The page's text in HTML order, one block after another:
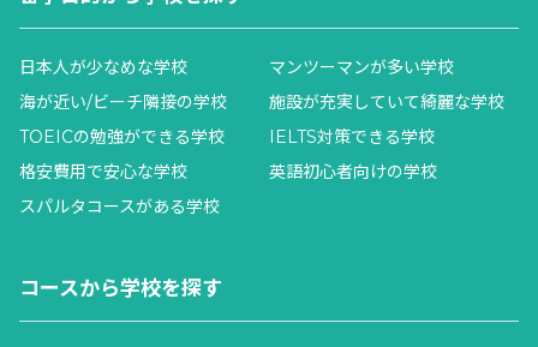
日本人が少なめな学校
マンツーマンが多い学校
海が近い/ビーチ隣接の学校
施設が充実していて綺麗な学校
TOEICの勉強ができる学校
IELTS対策できる学校
格安費用で安心な学校
英語初心者向けの学校
スパルタコースがある学校
コースから学校を探す